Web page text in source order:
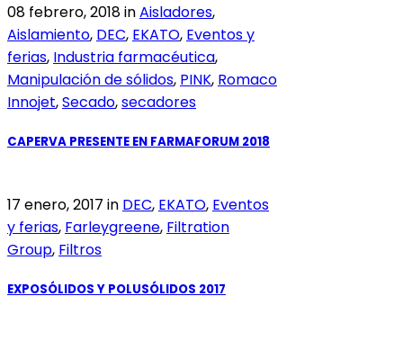
08 febrero, 2018inAisladores,
Aislamiento, DEC, EKATO, Eventos y
ferias, Industria farmacéutica,
Manipulación de sólidos, PINK, Romaco
Innojet,Secado,secadores
CAPERVA PRESENTE EN FARMAFORUM 2018
17 enero, 2017 in DEC, EKATO, Eventos
y ferias, Farleygreene, Filtration
Group, Filtros
EXPOSÓLIDOS Y POLUSÓLIDOS 2017